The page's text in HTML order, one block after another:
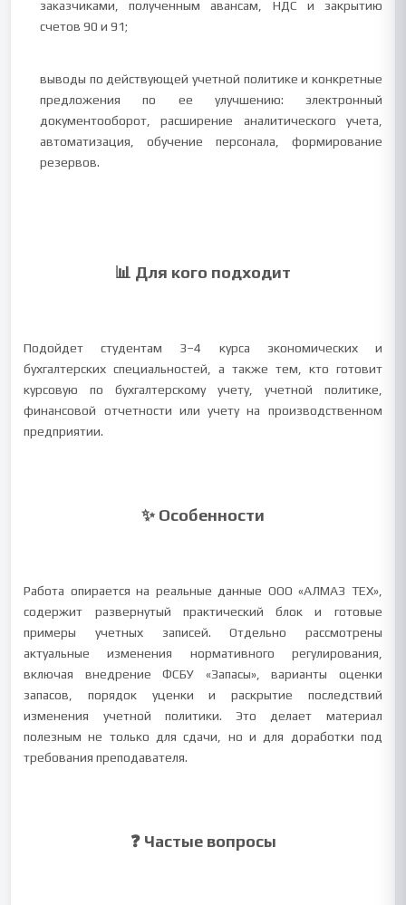
заказчиками, полученным авансам, НДС и закрытию
счетов 90 и 91;
выводы по действующей учетной политике и конкретные
предложения по ее улучшению: электронный
документооборот, расширение аналитического учета,
автоматизация, обучение персонала, формирование
резервов.
📊 Для кого подходит
Подойдет студентам 3–4 курса экономических и
бухгалтерских специальностей, а также тем, кто готовит
курсовую по бухгалтерскому учету, учетной политике,
финансовой отчетности или учету на производственном
предприятии.
✨ Особенности
Работа опирается на реальные данные ООО «АЛМАЗ ТЕХ»,
содержит развернутый практический блок и готовые
примеры учетных записей. Отдельно рассмотрены
актуальные изменения нормативного регулирования,
включая внедрение ФСБУ «Запасы», варианты оценки
запасов, порядок уценки и раскрытие последствий
изменения учетной политики. Это делает материал
полезным не только для сдачи, но и для доработки под
требования преподавателя.
❓ Частые вопросы